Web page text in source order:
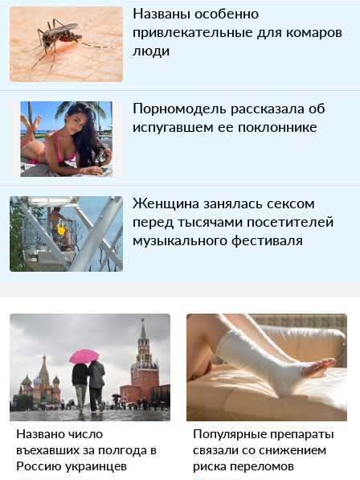
Названы особенно
привлекательные для комаров
люди
Порномодель рассказала об
испугавшем ее поклоннике
Женщина занялась сексом
перед тысячами посетителей
музыкального фестиваля
Названо число
въехавших за полгода в
Россию украинцев
Популярные препараты
связали со снижением
риска переломов